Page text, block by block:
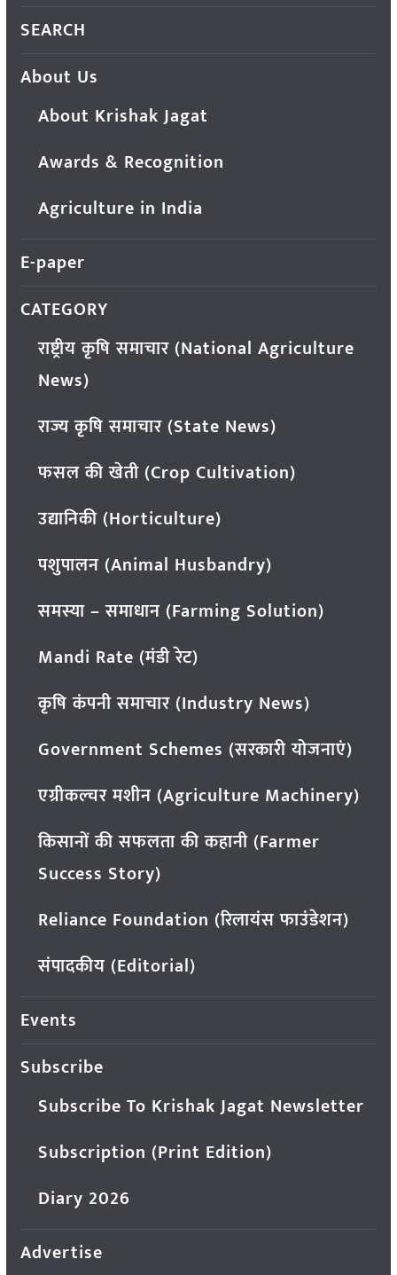
SEARCH
About Us
About Krishak Jagat
Awards & Recognition
Agriculture in India
E-paper
CATEGORY
राष्ट्रीय कृषि समाचार (National Agriculture
News)
राज्य कृषि समाचार (State News)
फसल की खेती (Crop Cultivation)
उद्यानिकी (Horticulture)
पशुपालन (Animal Husbandry)
समस्या – समाधान (Farming Solution)
Mandi Rate (मंडी रेट)
कृषि कंपनी समाचार (Industry News)
Government Schemes (सरकारी योजनाएं)
एग्रीकल्चर मशीन (Agriculture Machinery)
किसानों की सफलता की कहानी (Farmer
Success Story)
Reliance Foundation (रिलायंस फाउंडेशन)
संपादकीय (Editorial)
Events
Subscribe
Subscribe To Krishak Jagat Newsletter
Subscription (Print Edition)
Diary 2026
Advertise